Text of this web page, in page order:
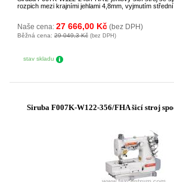
rozpich mezi krajními jehlami 4,8mm, vyjmutím střední
Naše cena: 27 666,00 Kč (bez DPH)
Běžná cena: 29 049,3 Kč (bez DPH)
stav skladu
Siruba F007K-W122-356/FHA šicí stroj